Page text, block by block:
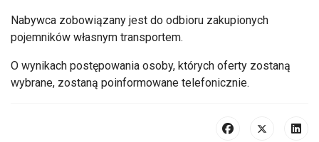
Nabywca zobowiązany jest do odbioru zakupionych
pojemników własnym transportem.
O wynikach postępowania osoby, których oferty zostaną
wybrane, zostaną poinformowane telefonicznie.